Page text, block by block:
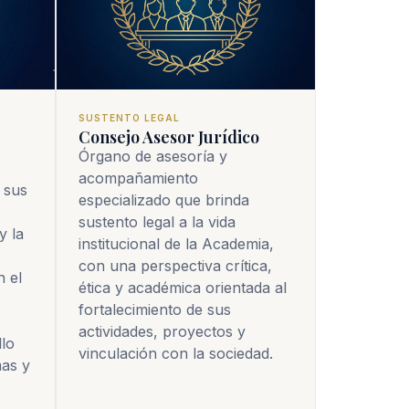
la
el
y
SUSTENTO LEGAL
Consejo Asesor Jurídico
Órgano de asesoría y
acompañamiento
especializado que brinda
sustento legal a la vida
institucional de la Academia,
con una perspectiva crítica,
ética y académica orientada al
fortalecimiento de sus
actividades, proyectos y
vinculación con la sociedad.